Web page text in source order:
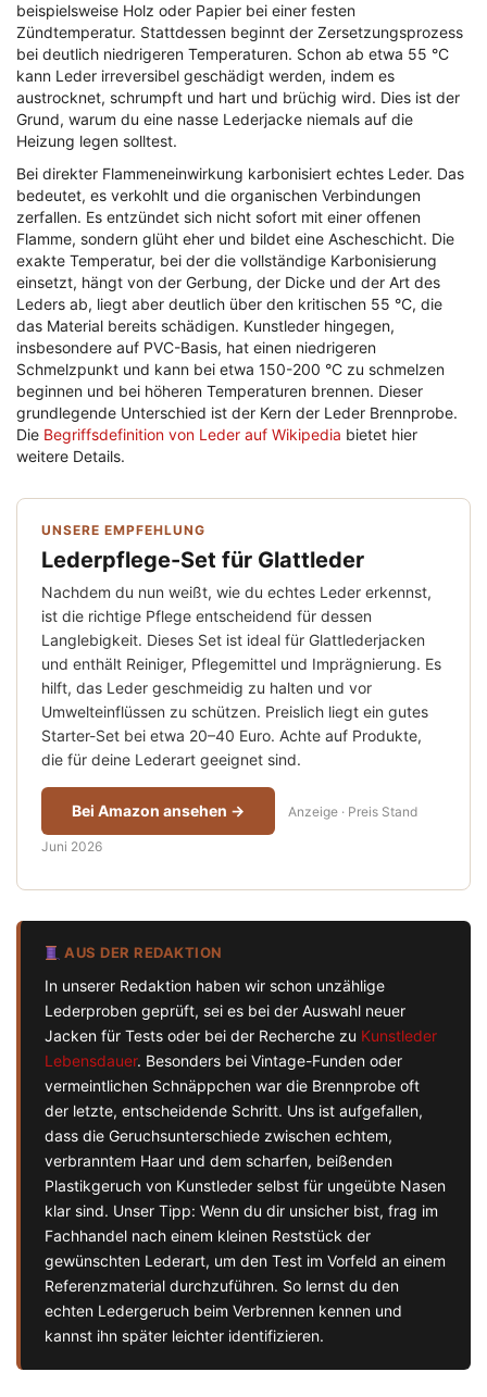
beispielsweise Holz oder Papier bei einer festen
Zündtemperatur. Stattdessen beginnt der Zersetzungsprozess
bei deutlich niedrigeren Temperaturen. Schon ab etwa 55 °C
kann Leder irreversibel geschädigt werden, indem es
austrocknet, schrumpft und hart und brüchig wird. Dies ist der
Grund, warum du eine nasse Lederjacke niemals auf die
Heizung legen solltest.
Bei direkter Flammeneinwirkung karbonisiert echtes Leder. Das
bedeutet, es verkohlt und die organischen Verbindungen
zerfallen. Es entzündet sich nicht sofort mit einer offenen
Flamme, sondern glüht eher und bildet eine Ascheschicht. Die
exakte Temperatur, bei der die vollständige Karbonisierung
einsetzt, hängt von der Gerbung, der Dicke und der Art des
Leders ab, liegt aber deutlich über den kritischen 55 °C, die
das Material bereits schädigen. Kunstleder hingegen,
insbesondere auf PVC-Basis, hat einen niedrigeren
Schmelzpunkt und kann bei etwa 150-200 °C zu schmelzen
beginnen und bei höheren Temperaturen brennen. Dieser
grundlegende Unterschied ist der Kern der Leder Brennprobe.
Die Begriffsdefinition von Leder auf Wikipedia bietet hier
weitere Details.
UNSERE EMPFEHLUNG
Lederpflege-Set für Glattleder
Nachdem du nun weißt, wie du echtes Leder erkennst,
ist die richtige Pflege entscheidend für dessen
Langlebigkeit. Dieses Set ist ideal für Glattlederjacken
und enthält Reiniger, Pflegemittel und Imprägnierung. Es
hilft, das Leder geschmeidig zu halten und vor
Umwelteinflüssen zu schützen. Preislich liegt ein gutes
Starter-Set bei etwa 20–40 Euro. Achte auf Produkte,
die für deine Lederart geeignet sind.
Bei Amazon ansehen → Anzeige · Preis Stand
Juni 2026
AUS DER REDAKTION
In unserer Redaktion haben wir schon unzählige
Lederproben geprüft, sei es bei der Auswahl neuer
Jacken für Tests oder bei der Recherche zu Kunstleder
Lebensdauer. Besonders bei Vintage-Funden oder
vermeintlichen Schnäppchen war die Brennprobe oft
der letzte, entscheidende Schritt. Uns ist aufgefallen,
dass die Geruchsunterschiede zwischen echtem,
verbranntem Haar und dem scharfen, beißenden
Plastikgeruch von Kunstleder selbst für ungeübte Nasen
klar sind. Unser Tipp: Wenn du dir unsicher bist, frag im
Fachhandel nach einem kleinen Reststück der
gewünschten Lederart, um den Test im Vorfeld an einem
Referenzmaterial durchzuführen. So lernst du den
echten Ledergeruch beim Verbrennen kennen und
kannst ihn später leichter identifizieren.